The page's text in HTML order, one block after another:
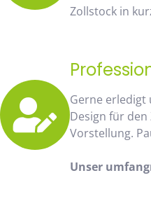
Zollstock in
Gerne erledigt
Design für
Vorstellung.
Unser